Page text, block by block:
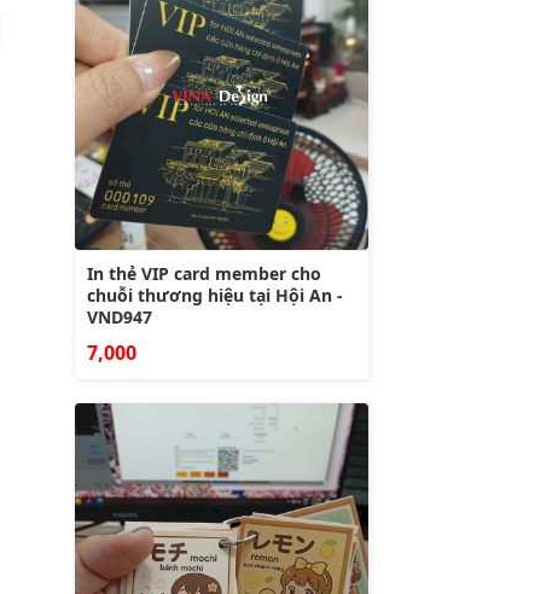
In thẻ VIP card member cho
chuỗi thương hiệu tại Hội An -
VND947
7,000